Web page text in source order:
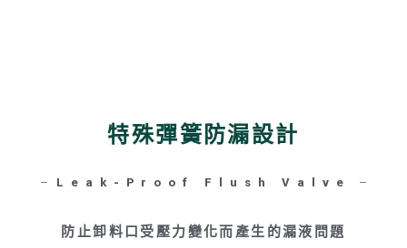
特殊彈簧防漏設計
Leak-Proof Flush Valve
防止卸料口受壓力變化而產生的漏液問題